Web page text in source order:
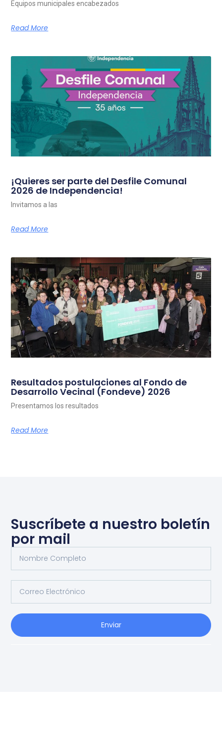
Equipos municipales encabezados
Read More
¡Quieres ser parte del Desfile Comunal
2026 de Independencia!
Invitamos a las
Read More
Resultados postulaciones al Fondo de
Desarrollo Vecinal (Fondeve) 2026
Presentamos los resultados
Read More
Suscríbete a nuestro boletín
por mail
Enviar